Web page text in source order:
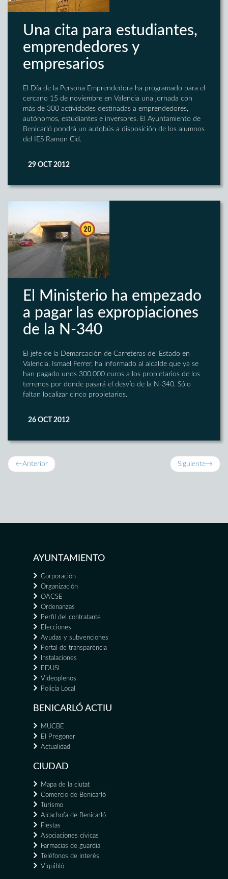
Una cita para estudiantes,
emprendedores y
empresarios
El Día de la Persona Emprendedora ha programado para el
cercano 15 de noviembre en Valencia una jornada con
más de 300 actividades destinadas a emprendedores,
autónomos, estudiantes e inversores. El Ayuntamiento de
Benicarló pondrá un autobús a disposición de los alumnos
del IES Ramon Cid.
29 OCT 2012
El Ministerio ha empezado
a pagar las expropiaciones
de la N-340
El jefe de la Demarcación de Carreteras del Estado en
Valencia, Ismael Ferrer, ha informado al alcalde que ya se
han pagado unos 300.000 euros a los propietarios de los
terrenos por donde pasará el desvío de la N-340. Sólo
faltan localizar cinco propietarios.
26 OCT 2012
←Anterior Siguiente→
AYUNTAMIENTO
Corporación
Organización
OACSE
Ordenanzas
Perfil del contratante
Elecciones
Ayudas y subvenciones
Portal de transparència
Instalaciones
EDUSI
Videoplenos
Policía Local
BENICARLÓ ACTIU
MUCBE
El Pregoner
Actualidad
CIUDAD
Mapa de la ciutat
Comercio de Benicarló
Turismo
Alcachofa de Benicarló
Fiestas
Asociaciones cívicas
Farmacias de guardia
Teléfonos de interés
Viquibló